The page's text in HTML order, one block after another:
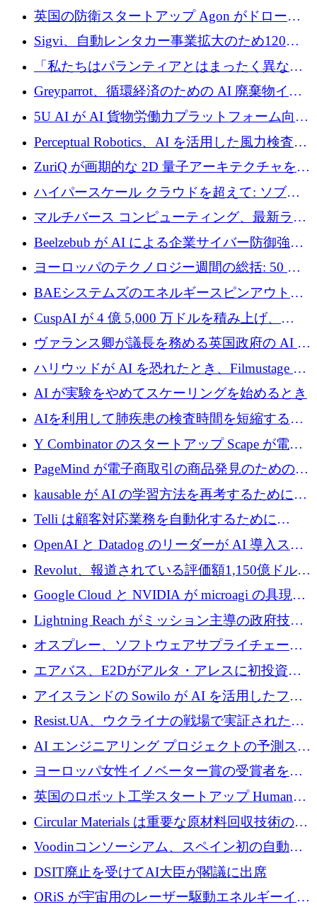
ジング プラットフォームを拡張するためにシ
リーズ B で 2,000 万ドルを確保
英国の防衛スタートアップ Agon がドローン
攻撃に対抗する仮想戦場を構築、3,000 万ドル
を調達
Sigvi、自動レンタカー事業拡大のため120万
ユーロを調達
「私たちはパランティアとはまったく異なる
会社です」とフランス人の「控えめな」後任
者は言う
Greyparrot、循環経済のための AI 廃棄物イン
テリジェンスを拡張するためにシリーズ B で
2,700 万ドルを確保
5U AI が AI 貨物労働力プラットフォーム向け
に 320 万ドルのプレシードを獲得
Perceptual Robotics、AI を活用した風力検査の
規模拡大に向けて 400 万ポンド以上を確保
ZuriQ が画期的な 2D 量子アーキテクチャを拡
張するために 2,550 万ドルを調達
ハイパースケール クラウドを超えて: ソブリ
ン コンピューティングに対する DFINITY の
ビジョン
マルチバース コンピューティング、最新ラウ
ンドで最大 5 億 7,000 万ドルを目標
Beelzebub が AI による企業サイバー防御強化
のために 300 万ユーロを調達
ヨーロッパのテクノロジー週間の総括: 50 以
上の取引に 10 億ユーロ以上を投資
BAEシステムズのエネルギースピンアウト原
子力タービンが1500万ポンドの資金調達でス
テルスから浮上
CuspAI が 4 億 5,000 万ドルを積み上げ、
Resist.UA が 5,000 万ユーロの基金を立ち上
げ、DSIT が廃止される
ヴァランス卿が議長を務める英国政府の AI タ
スクフォースが発足
ハリウッドが AI を恐れたとき、Filmustage は
代わりにプリプロダクションに賭けました
AI が実験をやめてスケーリングを始めるとき
AIを利用して肺疾患の検査時間を短縮する英
国のヘルステック挑戦者が1900万ドルを獲得
Y Combinator のスタートアップ Scape が電子
メールを再考するために 320 万ドルを調達し
てステルスから浮上
PageMind が電子商取引の商品発見のための
AI を拡張するために 120 万ユーロを調達
kausable が AI の学習方法を再考するために
1,200 万ユーロを調達
Telli は顧客対応業務を自動化するために
1,500 万ドルのシードを確保
OpenAI と Datadog のリーダーが AI 導入スタ
ートアップ Arrakis を支援
Revolut、報道されている評価額1,150億ドルで
の新たな二次株式売却を確認
Google Cloud と NVIDIA が microagi の具現化
された AI の野望を推進
Lightning Reach がミッション主導の政府技術
グループとしてポートフォリオを拡大し ETG
に買収
オスプレー、ソフトウェアサプライチェーン
攻撃を阻止するために265万ドルを確保
エアバス、E2Dがアルタ・アレスに初投資、
欧州防衛技術ファンドに5億ユーロを拠出
アイスランドの Sowilo が AI を活用したファ
ッション製品インテリジェンス プラットフォ
ームを拡大するためにプレシードを調達
Resist.UA、ウクライナの戦場で実証された防
衛技術を拡大するために5,000万ユーロの欧州
基金を立ち上げる
AI エンジニアリング プロジェクトの予測スタ
ートアップ Cascade が a16z アクセラレータか
らの支援を獲得
ヨーロッパ女性イノベーター賞の受賞者を紹
介します
英国のロボット工学スタートアップ Humanoid
がシリーズ A 1 億 5,200 万ドルで評価額 13 億
5,000 万ドルに到達
Circular Materials は重要な原材料回収技術の拡
張に 1,180 万ユーロを確保
Voodinコンソーシアム、スペイン初の自動木
製ブレード工場の建設にEU補助金4,800万ユ
ーロを確保
DSIT廃止を受けてAI大臣が閣議に出席
ORiS が宇宙用のレーザー駆動エネルギーイン